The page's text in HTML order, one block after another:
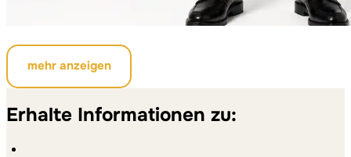
mehr anzeigen
Erhalte Informationen zu: